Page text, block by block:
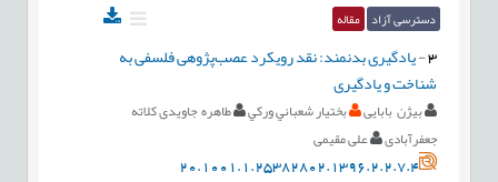
دسترسی آزاد مقاله
3
-یادگیری بدنمند: نقد رویکرد عصب‌پژوهی فلسفی به
شناخت و یادگیری
بیژن بابایی بختيار شعباني وركي
طاهره جاویدی کلاته
جعفرآبادی
علی مقیمی
20.1001.1.25382802.1396.2.2.7.4